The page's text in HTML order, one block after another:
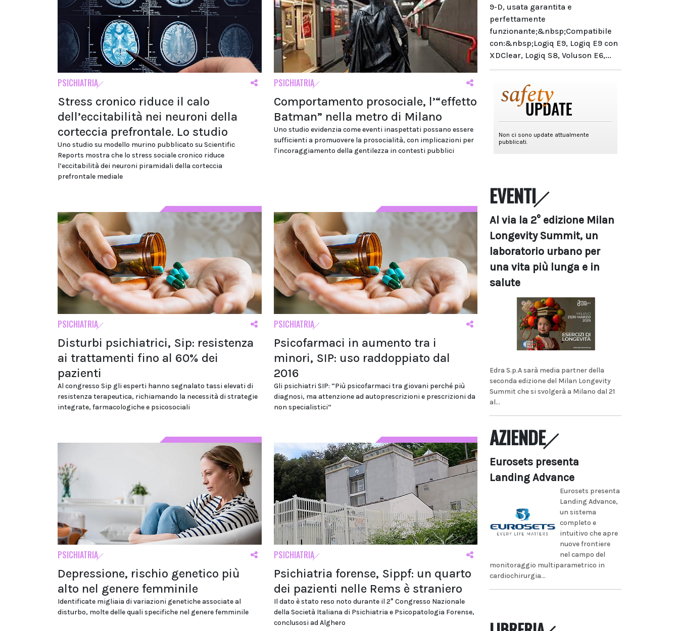
PSICHIATRIA
Stress cronico riduce il calo
dell’eccitabilità nei neuroni della
corteccia prefrontale. Lo studio
Uno studio su modello murino pubblicato su Scientific
Reports mostra che lo stress sociale cronico riduce
l’eccitabilità dei neuroni piramidali della corteccia
prefrontale mediale
PSICHIATRIA
Comportamento prosociale, l’“effetto
Batman” nella metro di Milano
Uno studio evidenzia come eventi inaspettati possano essere
sufficienti a promuovere la prosocialità, con implicazioni per
l'incoraggiamento della gentilezza in contesti pubblici
PSICHIATRIA
Disturbi psichiatrici, Sip: resistenza
ai trattamenti fino al 60% dei
pazienti
Al congresso Sip gli esperti hanno segnalato tassi elevati di
resistenza terapeutica, richiamando la necessità di strategie
integrate, farmacologiche e psicosociali
PSICHIATRIA
Psicofarmaci in aumento tra i
minori, SIP: uso raddoppiato dal
2016
Gli psichiatri SIP: “Più psicofarmaci tra giovani perché più
diagnosi, ma attenzione ad autoprescrizioni e prescrizioni da
non specialistici”
PSICHIATRIA
Depressione, rischio genetico più
alto nel genere femminile
Identificate migliaia di variazioni genetiche associate al
disturbo, molte delle quali specifiche nel genere femminile
PSICHIATRIA
Psichiatria forense, Sippf: un quarto
dei pazienti nelle Rems è straniero
Il dato è stato reso noto durante il 2° Congresso Nazionale
della Società Italiana di Psichiatria e Psicopatologia Forense,
conclusosi ad Alghero
9-D, usata garantita e
perfettamente
funzionante;&nbsp;Compatibile
con:&nbsp;Logiq E9, Logiq E9 con
XDClear, Logiq S8, Voluson E6,...
EVENTI
Al via la 2° edizione Milan
Longevity Summit, un
laboratorio urbano per
una vita più lunga e in
salute
Edra S.p.A sarà media partner della
seconda edizione del Milan Longevity
Summit che si svolgerà a Milano dal 21
al...
AZIENDE
Eurosets presenta
Landing Advance
Eurosets presenta
Landing Advance,
un sistema
completo e
intuitivo che apre
nuove frontiere
nel campo del
monitoraggio multiparametrico in
cardiochirurgia...